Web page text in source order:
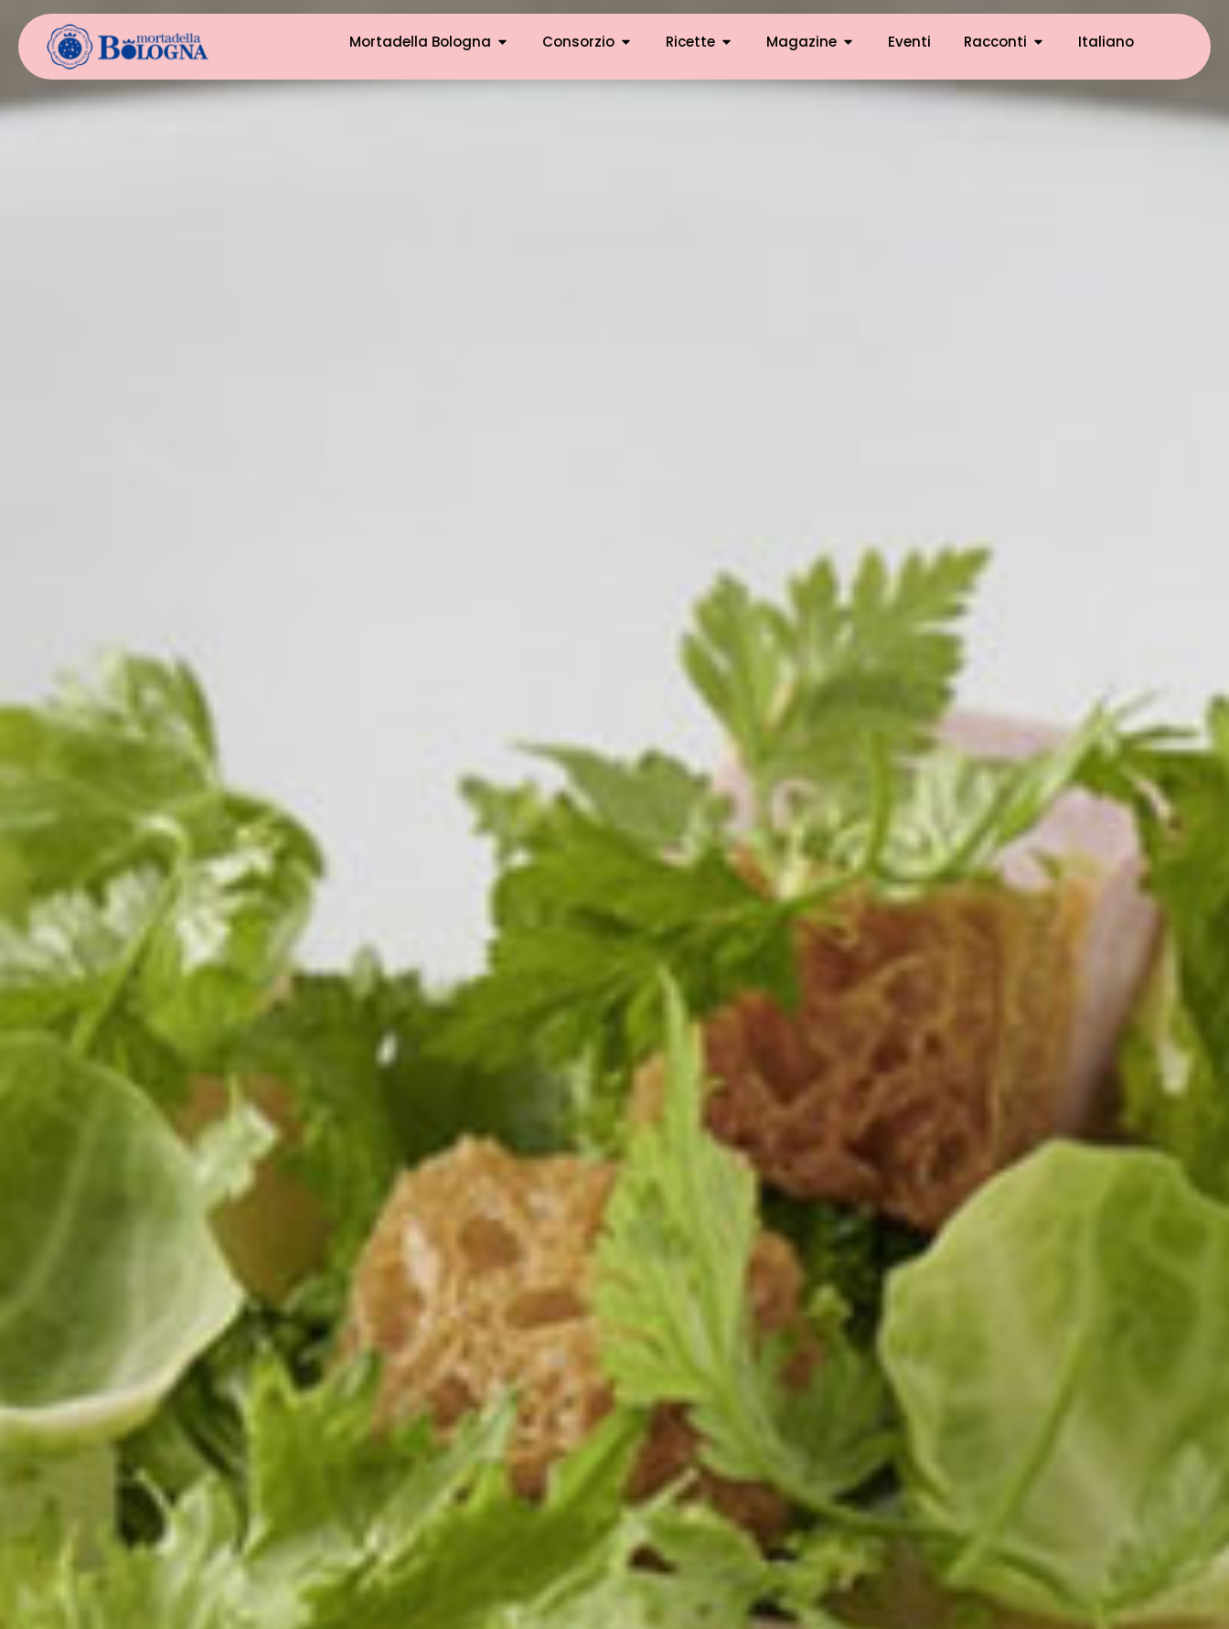
Mortadella Bologna Consorzio Ricette Magazine Eventi Racconti Italiano